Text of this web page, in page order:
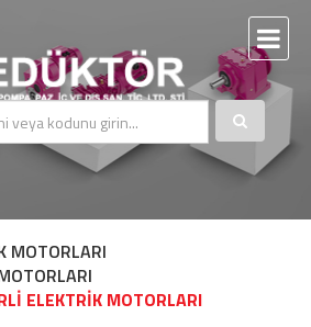
MOTORLARI
ELEKTRİK MOTORLARI